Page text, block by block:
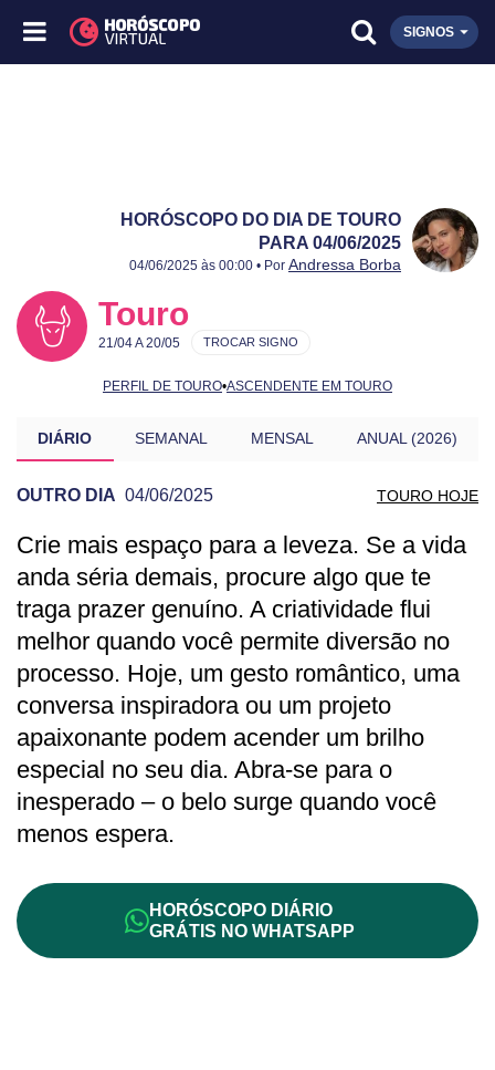
SIGNOS
HORÓSCOPO DO DIA DE TOURO
PARA 04/06/2025
Publicado:
04/06/2025
Atualizado:
04/06/2025
04/06/2025 às 00:00 • Por Andressa Borba
Touro
21/04 A 20/05
PERFIL DE TOURO•ASCENDENTE EM TOURO
TROCAR SIGNO
DIÁRIO SEMANAL MENSAL ANUAL (2026)
OUTRO DIA 04/06/2025 TOURO HOJE
PREVISÃO DE TOURO PARA OUTRO DIA
Crie mais espaço para a leveza. Se a vida
anda séria demais, procure algo que te
traga prazer genuíno. A criatividade flui
melhor quando você permite diversão no
processo. Hoje, um gesto romântico, uma
conversa inspiradora ou um projeto
apaixonante podem acender um brilho
especial no seu dia. Abra-se para o
inesperado – o belo surge quando você
menos espera.
HORÓSCOPO DIÁRIO
GRÁTIS NO WHATSAPP